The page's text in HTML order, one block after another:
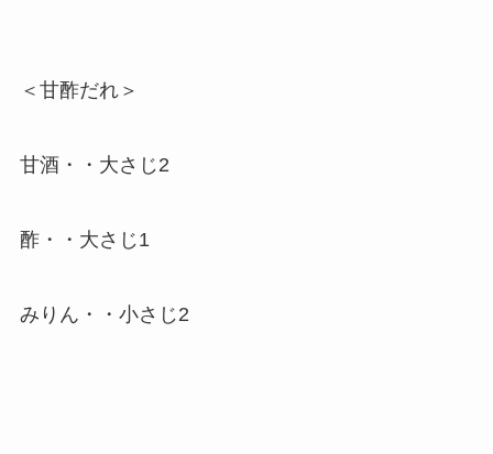
＜甘酢だれ＞
甘酒・・大さじ2
酢・・大さじ1
みりん・・小さじ2